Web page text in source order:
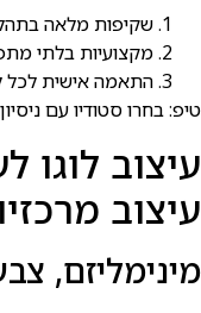
שקיפות מלאה
מקצועיות בלתי
התאמה אישית לכל
טיפ: בחרו סטודיו עם
עיצוב
מינימליזם,